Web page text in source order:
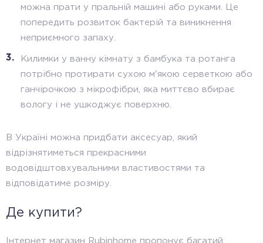
можна прати у пральній машині або руками. Це
попередить розвиток бактерій та виникнення
неприємного запаху.
Килимки у ванну кімнату з бамбука та ротанга
потрібно протирати сухою м'якою серветкою або
ганчірочкою з мікрофібри, яка миттєво вбирає
вологу і не ушкоджує поверхню.
В Україні можна придбати аксесуар, який
відрізнятиметься прекрасними
водовідштовхувальними властивостями та
відповідатиме розміру.
Де купити?
Інтернет магазин Rubinhome пропонує багатий